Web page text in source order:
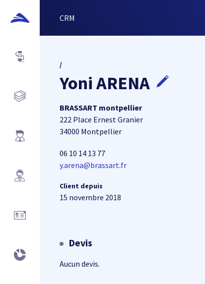
CRM
/
Yoni ARENA
BRASSART montpellier
222 Place Ernest Granier
34000 Montpellier
06 10 14 13 77
y.arena@brassart.fr
Client depuis
15 novembre 2018
Devis
Aucun devis.